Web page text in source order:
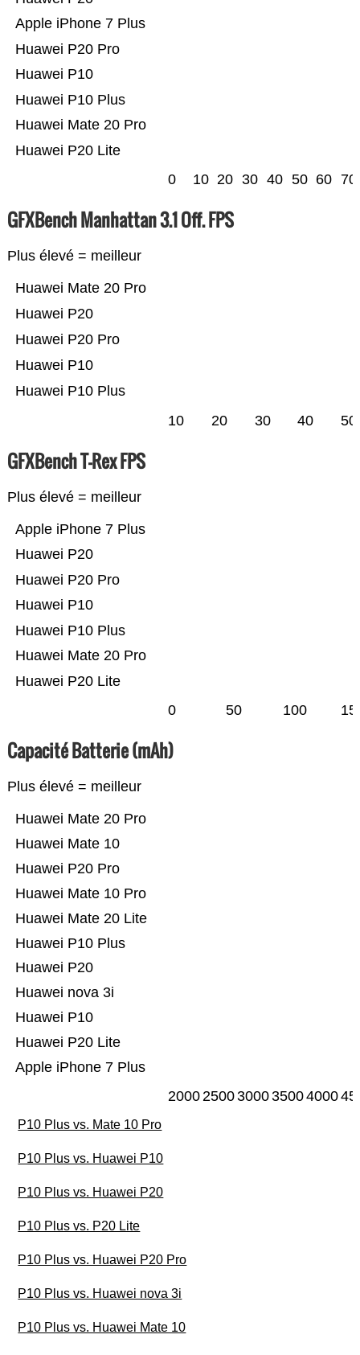
Huawei P20 Lite
Huawei Mate 20 Pro
Huawei P10 Plus
Huawei P10
Huawei P20 Pro
Apple iPhone 7 Plus
0 10 20 30 40 50 60 70
GFXBench Manhattan 3.1 Off. FPS
Plus élevé = meilleur
Huawei P10 Plus
Huawei P10
Huawei P20 Pro
Huawei P20
Huawei Mate 20 Pro
10 20 30 40 50
GFXBench T-Rex FPS
Plus élevé = meilleur
Huawei P20 Lite
Huawei Mate 20 Pro
Huawei P10 Plus
Huawei P10
Huawei P20 Pro
Huawei P20
Apple iPhone 7 Plus
0 50 100
Capacité Batterie (mAh)
Plus élevé = meilleur
Apple iPhone 7 Plus
Huawei P20 Lite
Huawei P10
Huawei nova 3i
Huawei P20
Huawei P10 Plus
Huawei Mate 20 Lite
Huawei Mate 10 Pro
Huawei P20 Pro
Huawei Mate 10
Huawei Mate 20 Pro
20002500300035004000
P10 Plus vs. Mate 10 Pro
P10 Plus vs. Huawei P10
P10 Plus vs. Huawei P20
P10 Plus vs. P20 Lite
P10 Plus vs. Huawei P20 Pro
P10 Plus vs. Huawei nova 3i
P10 Plus vs. Huawei Mate 10